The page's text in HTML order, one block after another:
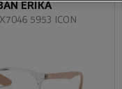
5953 ICON
ERIKA